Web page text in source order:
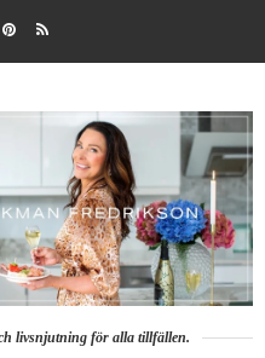
livsnjutning för alla tillfällen.